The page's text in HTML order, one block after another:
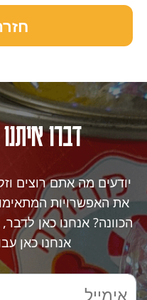
דברו
יודעים מה אתם רוצים
את האפשרויות
הכוונה? אנחנו כאן
אנחנו כאן